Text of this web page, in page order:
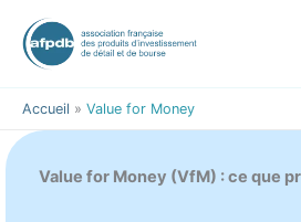
principal
contenu
Accueil Value for Money
Value for Money (VfM) : ce que